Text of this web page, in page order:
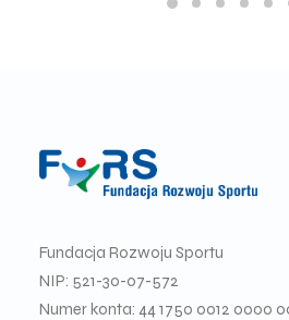
Fundacja Rozwoju Sportu
NIP: 521-30-07-572
Numer konta: 44 1750 0012 0000